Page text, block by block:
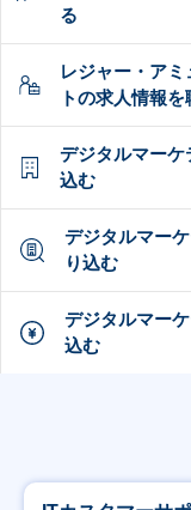
る
レジャー・ア
トの求人情報
デジタルマーケ
込む
デジタルマー
り込む
デジタルマー
込む